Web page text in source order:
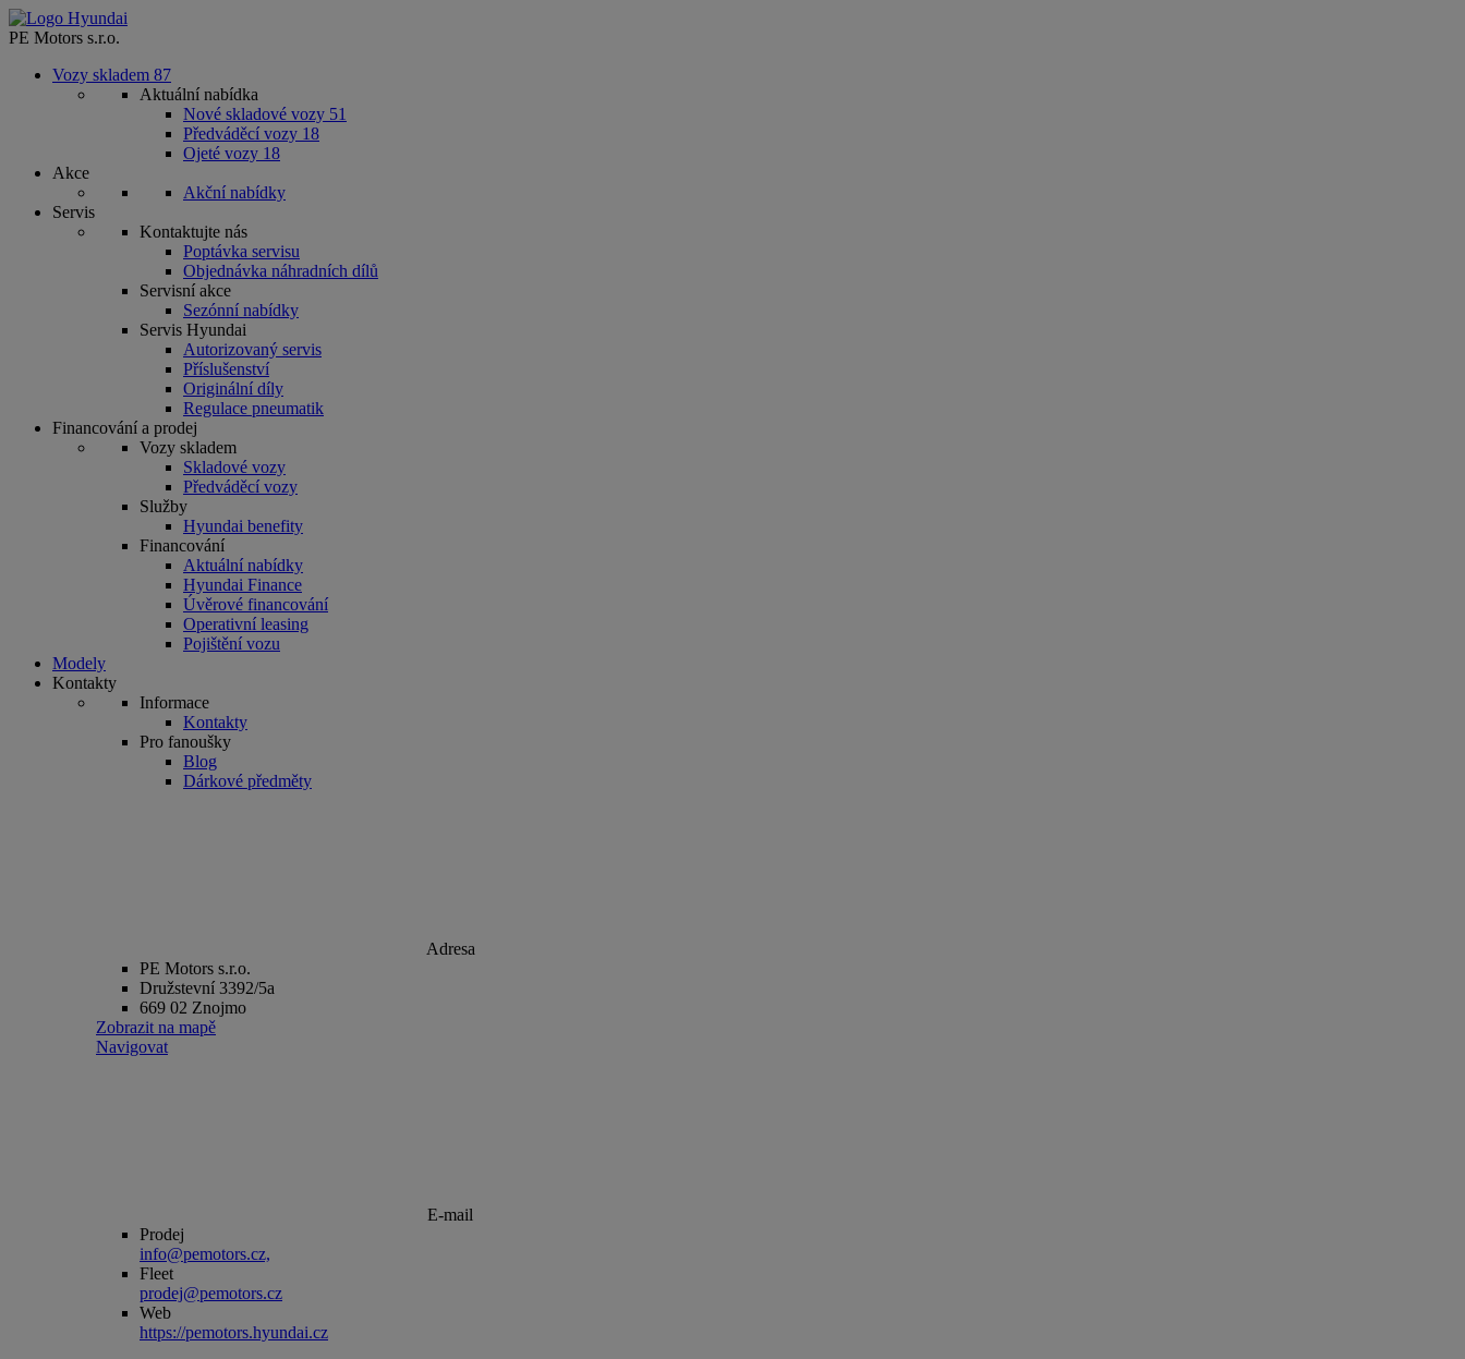
PE Motors s.r.o.
Vozy skladem 87
Aktuální nabídka
Nové skladové vozy 51
Předváděcí vozy 18
Ojeté vozy 18
Akce
Akční nabídky
Servis
Kontaktujte nás
Poptávka servisu
Objednávka náhradních dílů
Servisní akce
Sezónní nabídky
Servis Hyundai
Autorizovaný servis
Příslušenství
Originální díly
Regulace pneumatik
Financování a prodej
Vozy skladem
Skladové vozy
Předváděcí vozy
Služby
Hyundai benefity
Financování
Aktuální nabídky
Hyundai Finance
Úvěrové financování
Operativní leasing
Pojištění vozu
Modely
Kontakty
Informace
Kontakty
Pro fanoušky
Blog
Dárkové předměty
Adresa
PE Motors s.r.o.
Družstevní 3392/5a
669 02 Znojmo
Zobrazit na mapě
Navigovat
E-mail
Prodej
info@pemotors.cz,
Fleet
prodej@pemotors.cz
Web
https://pemotors.hyundai.cz